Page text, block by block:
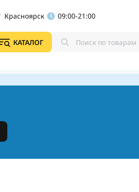
Красноярск 09:00-21:00
КАТАЛОГ